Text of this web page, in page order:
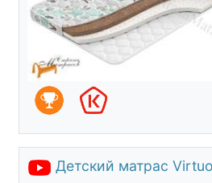
Детский матрас